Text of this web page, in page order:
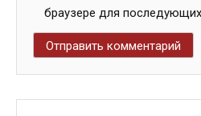
браузере для